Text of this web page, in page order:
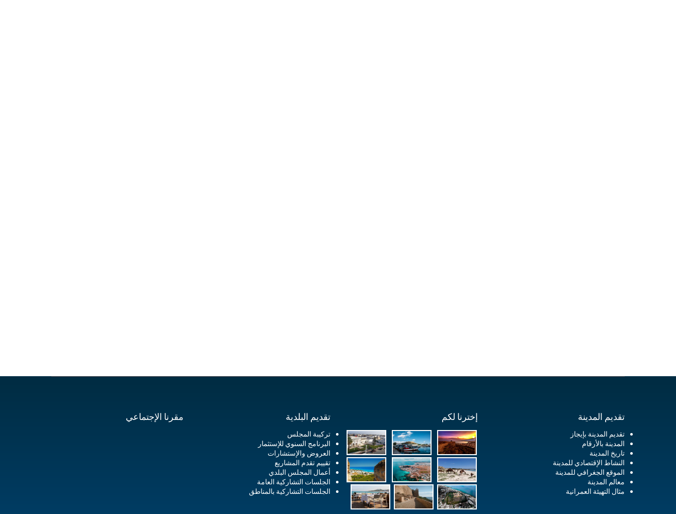
تقديم المدينة
تقديم المدينة بإيجاز
المدينة بالأرقام
تاريخ المدينة
النشاط الإقتصادي للمدينة
الموقع الجغرافي للمدينة
معالم المدينة
مثال التهيئة العمرانية
إخترنا لكم تقديم البلدية
تركيبة المجلس
البرنامج السنوي للإستثمار
العروض والإستشارات
تقييم تقدم المشاريع
أعمال المجلس البلدي
الجلسات التشاركية العامة
الجلسات التشاركية بالمناطق
مقرنا الإجتماعي